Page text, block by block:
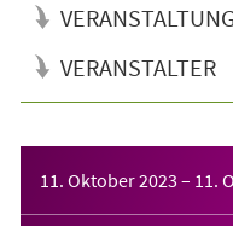
VERANSTALTER
11. Oktober 2023 – 11.